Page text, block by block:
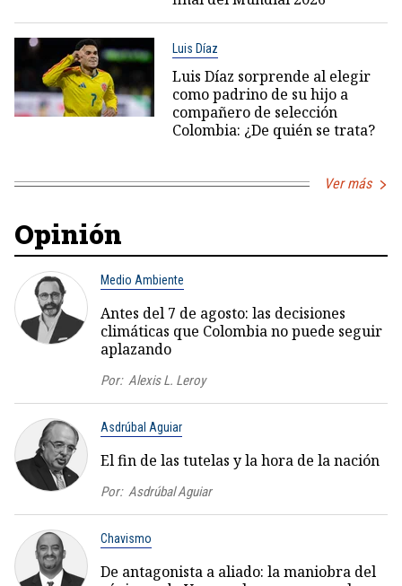
Luis Díaz
Luis Díaz sorprende al elegir
como padrino de su hijo a
compañero de selección
Colombia: ¿De quién se trata?
Ver más
Opinión
Medio Ambiente
Antes del 7 de agosto: las decisiones
climáticas que Colombia no puede seguir
aplazando
Por: Alexis L. Leroy
Asdrúbal Aguiar
El fin de las tutelas y la hora de la nación
Por: Asdrúbal Aguiar
Chavismo
De antagonista a aliado: la maniobra del